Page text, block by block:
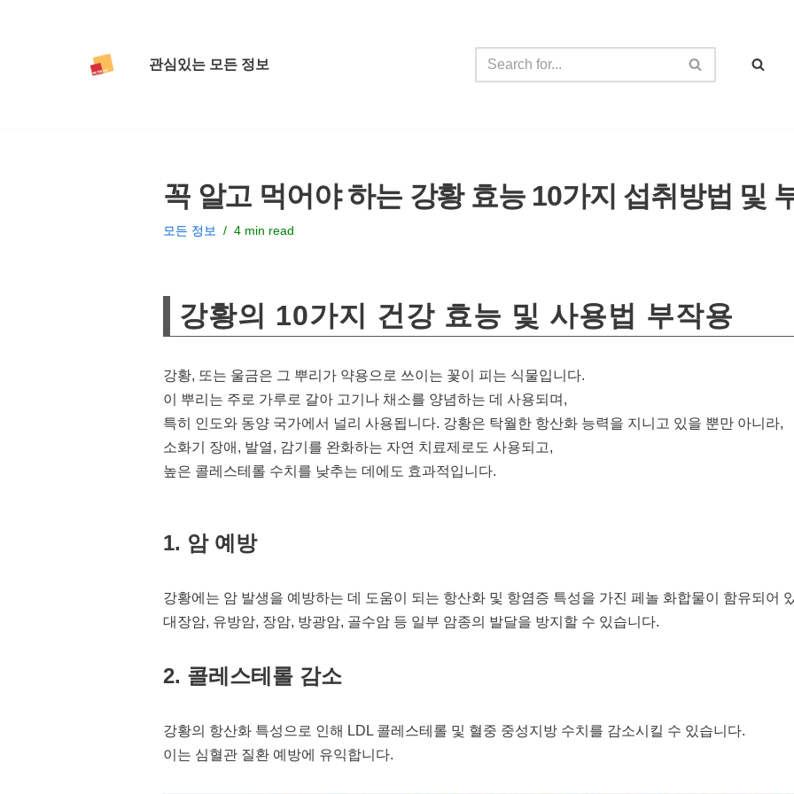
관심있는 모든 정보
꼭 알고 먹어야 하는 강황 효능 10가지 섭취방법 및
모든 정보 4 min read
강황의 10가지 건강 효능 및 사용법 부작용
강황, 또는 울금은 그 뿌리가 약용으로 쓰이는 꽃이 피는 식물입니다.
이 뿌리는 주로 가루로 갈아 고기나 채소를 양념하는 데 사용되며,
특히 인도와 동양 국가에서 널리 사용됩니다. 강황은 탁월한 항산화 능력을 지니고 있을 뿐만 아니라,
소화기 장애, 발열, 감기를 완화하는 자연 치료제로도 사용되고,
높은 콜레스테롤 수치를 낮추는 데에도 효과적입니다.
1. 암 예방
강황에는 암 발생을 예방하는 데 도움이 되는 항산화 및 항염증 특성을 가진 페놀 화합물이 함유되어
대장암, 유방암, 장암, 방광암, 골수암 등 일부 암종의 발달을 방지할 수 있습니다.
2. 콜레스테롤 감소
강황의 항산화 특성으로 인해 LDL 콜레스테롤 및 혈중 중성지방 수치를 감소시킬 수 있습니다.
이는 심혈관 질환 예방에 유익합니다.